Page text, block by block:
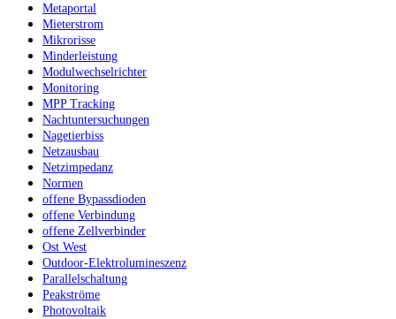
Metaportal
Mieterstrom
Mikrorisse
Minderleistung
Modulwechselrichter
Monitoring
MPP Tracking
Nachtuntersuchungen
Nagetierbiss
Netzausbau
Netzimpedanz
Normen
offene Bypassdioden
offene Verbindung
offene Zellverbinder
Ost West
Outdoor-Elektrolumineszenz
Parallelschaltung
Peakströme
Photovoltaik